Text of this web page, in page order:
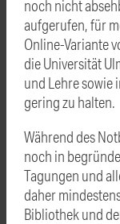
noch nicht
aufgerufen, für
Online-Variante
die Universität
und Lehre sowie
gering zu halten.
Während des
noch in
Tagungen und
daher
Bibliothek und